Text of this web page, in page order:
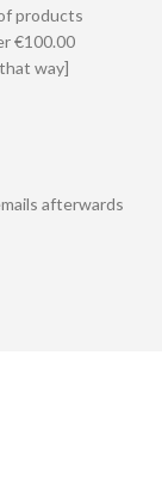
products
€100.00
way]
afterwards